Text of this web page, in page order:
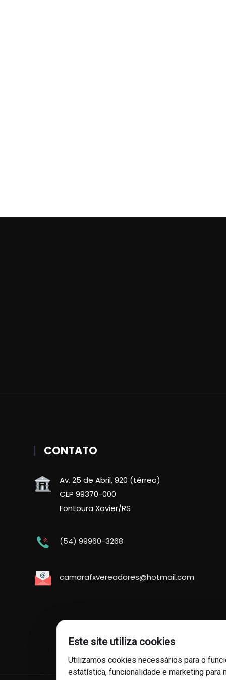
CONTATO
Av. 25 de Abril, 920 (térreo)
CEP 99370-000
Fontoura Xavier/RS
(54) 99960-3268
camarafxvereadores@hotmail.com
Este site utiliza cookies
Utilizamos cookies necessários para o
estatística, funcionalidade e marketing para